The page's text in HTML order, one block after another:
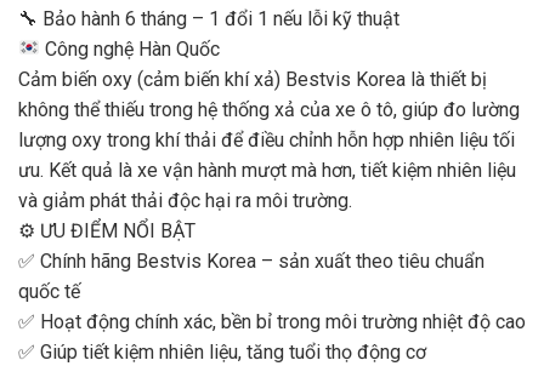
🔧 Bảo hành 6 tháng – 1 đổi 1 nếu lỗi kỹ thuật
Công nghệ Hàn Quốc
Cảm biến oxy (cảm biến khí xả) Bestvis Korea là thiết bị
không thể thiếu trong hệ thống xả của xe ô tô, giúp đo lường
lượng oxy trong khí thải để điều chỉnh hỗn hợp nhiên liệu tối
ưu. Kết quả là xe vận hành mượt mà hơn, tiết kiệm nhiên liệu
và giảm phát thải độc hại ra môi trường.
⚙️ ƯU ĐIỂM NỔI BẬT
✅ Chính hãng Bestvis Korea – sản xuất theo tiêu chuẩn
quốc tế
✅ Hoạt động chính xác, bền bỉ trong môi trường nhiệt độ cao
✅ Giúp tiết kiệm nhiên liệu, tăng tuổi thọ động cơ